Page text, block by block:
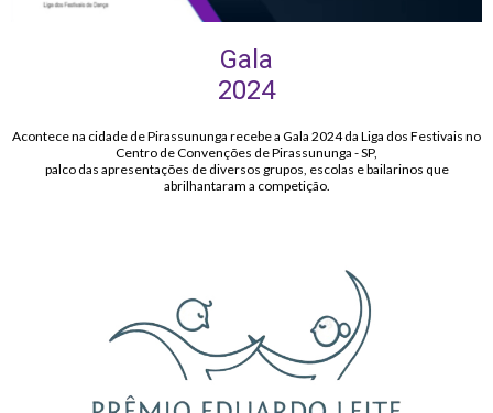
Gala
2024
Acontece na cidade de Pirassununga recebe a Gala 2024 da Liga dos Festivais no
Centro de Convenções de Pirassununga - SP,
palco das apresentações de diversos grupos, escolas e bailarinos que
abrilhantaram a competição.